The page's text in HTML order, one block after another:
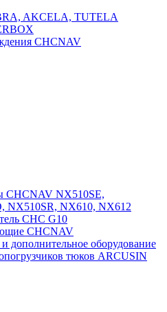
AKCELA, TUTELA
CHCNAV
CHCNAV NX510SE,
NX510SR, NX610, NX612
CHC G10
CHCNAV
дополнительное оборудование
тюков ARCUSIN